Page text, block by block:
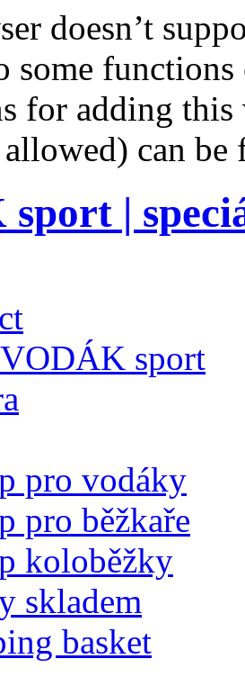
doesn’t
some
for adding this
allowed) can
|
sport
pro vodáky
pro běžkaře
koloběžky
skladem
basket